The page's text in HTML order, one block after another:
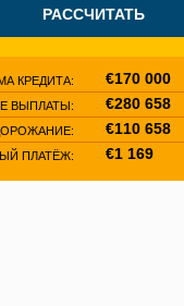
КРЕДИТА: €170 000
ВЫПЛАТЫ: €280 658
€110 658
ПЛАТЁЖ: €1 169